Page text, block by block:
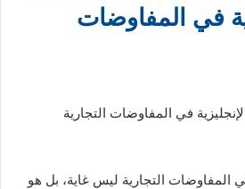
في المفاوضات
في المفاوضات التجارية ليس غاية، بل هو